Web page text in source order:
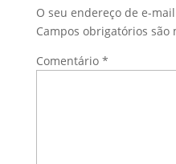
O seu endereço de e-
Campos obrigatórios são
Comentário *